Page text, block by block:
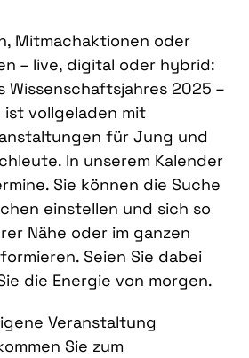
Mitmachaktionen oder
– live, digital oder hybrid:
Wissenschaftsjahres 2025 –
vollgeladen mit
für Jung und
In unserem Kalender
Sie können die Suche
einstellen und sich so
Nähe oder im ganzen
Seien Sie dabei
die Energie von morgen.
Veranstaltung
Sie zum